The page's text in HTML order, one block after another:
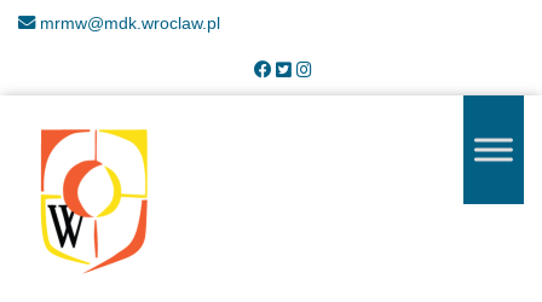
mrmw@mdk.wroclaw.pl